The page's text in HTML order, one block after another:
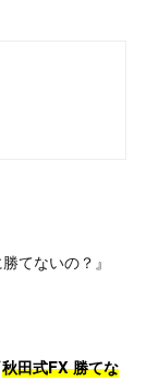
てないの？』
秋田式FX 勝てな